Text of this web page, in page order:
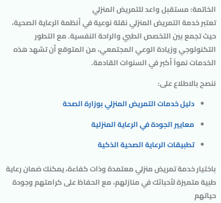
الخاتمة: مستقبل واعد للتمريض المنزلي
تعتبرخدمة التمريض المنزلينقلة نوعية في أنظمة الرعاية الصحية،
حيث تجمع بين التخصص الطبي والراحة النفسية. مع التطور
التكنولوجي وزيادة الوعي المجتمعي، من المتوقع أن تشهد هذه
الخدمات نمواً أكبر في السنوات القادمة.
ننصح بالاطلاع على:
دليل خدمات التمريض المنزلي بوزارة الصحة
معايير الجودة في الرعاية المنزلية
تطبيقات الرعاية الصحية الذكية
باختيار خدمة تمريض منزلي معتمدة وذات كفاءة، يمكنك ضمان رعاية
طبية متميزة لأحبائك في منازلهم، مع الحفاظ على كرامتهم وجودة
حياتهم